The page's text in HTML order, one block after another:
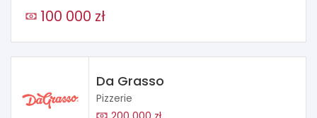
100 000 zł
Da Grasso
Pizzerie